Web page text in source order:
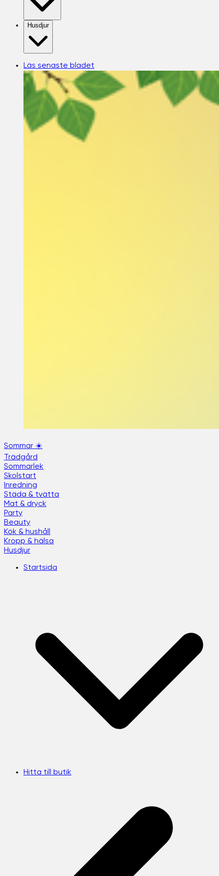
Husdjur
Läs senaste bladet
Sommar ☀️
Trädgård
Sommarlek
Skolstart
Inredning
Städa & tvätta
Mat & dryck
Party
Beauty
Kök & hushåll
Kropp & hälsa
Husdjur
Startsida
Hitta till butik